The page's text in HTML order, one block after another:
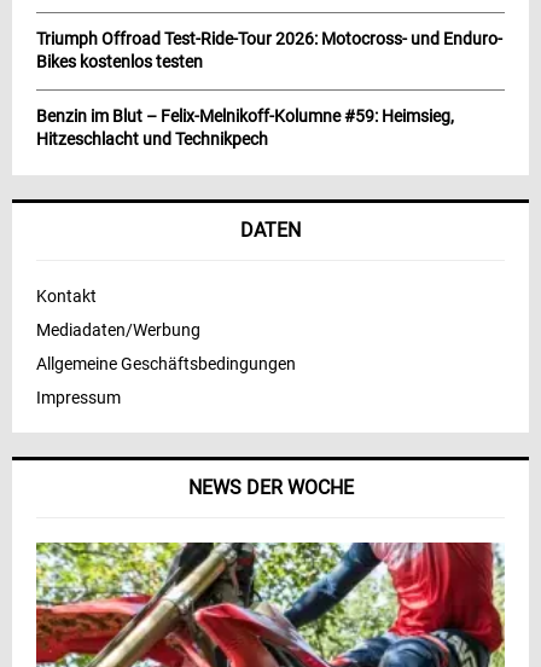
NEWS DER WOCHE
Triumph Offroad Test-Ride-Tour 2026: Motocross- und Enduro-
Bikes kostenlos testen
Benzin im Blut – Felix-Melnikoff-Kolumne #59: Heimsieg,
Hitzeschlacht und Technikpech
DATEN
Kontakt
Mediadaten/Werbung
Allgemeine Geschäftsbedingungen
Impressum